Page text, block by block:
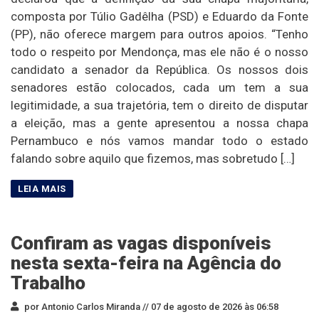
composta por Túlio Gadêlha (PSD) e Eduardo da Fonte
(PP), não oferece margem para outros apoios. “Tenho
todo o respeito por Mendonça, mas ele não é o nosso
candidato a senador da República. Os nossos dois
senadores estão colocados, cada um tem a sua
legitimidade, a sua trajetória, tem o direito de disputar
a eleição, mas a gente apresentou a nossa chapa
Pernambuco e nós vamos mandar todo o estado
falando sobre aquilo que fizemos, mas sobretudo […]
Confiram as vagas disponíveis
nesta sexta-feira na Agência do
Trabalho
por Antonio Carlos Miranda // 07 de agosto de 2026 às 06:58